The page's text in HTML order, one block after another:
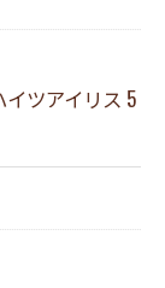
ツアイリス 5